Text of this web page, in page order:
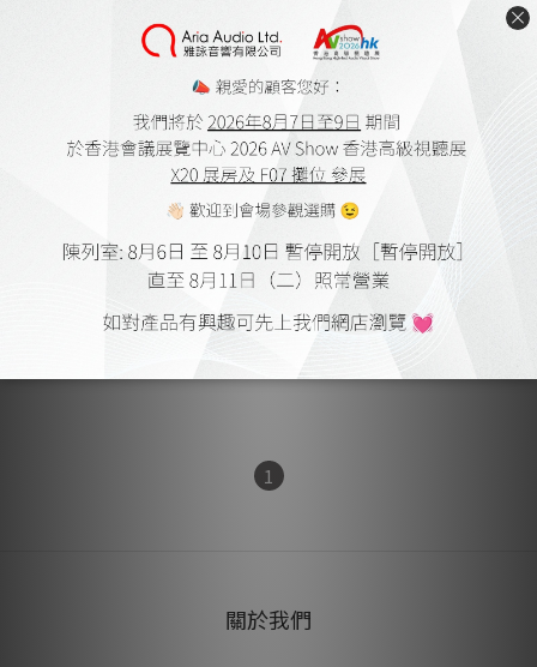
Focal 1000IWSUB Utopia
HK$36,800.00
1
關於我們